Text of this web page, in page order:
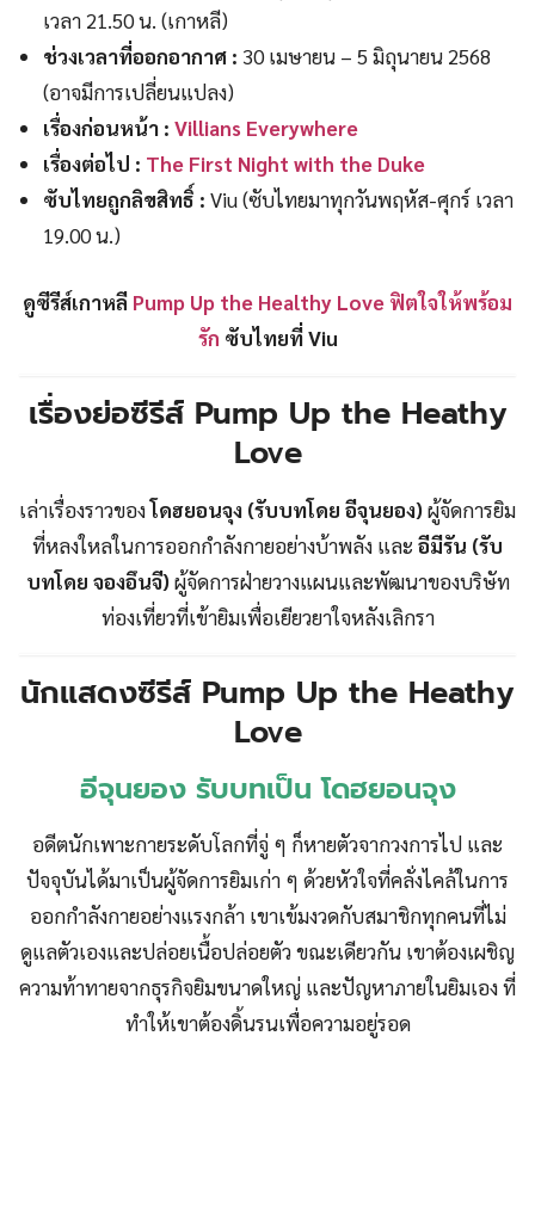
เวลา 21.50 น. (เกาหลี)
ช่วงเวลาที่ออกอากาศ : 30 เมษายน – 5 มิถุนายน 2568
(อาจมีการเปลี่ยนแปลง)
เรื่องก่อนหน้า :Villians Everywhere
เรื่องต่อไป : The First Night with the Duke
ซับไทยถูกลิขสิทธิ์ : Viu (ซับไทยมาทุกวันพฤหัส-ศุกร์ เวลา
19.00 น.)
ดูซีรีส์เกาหลี Pump Up the Healthy Love ฟิตใจให้พร้อม
รัก ซับไทยที่ Viu
เรื่องย่อซีรีส์ Pump Up the Heathy
Love
เล่าเรื่องราวของโดฮยอนจุง (รับบทโดย อีจุนยอง)ผู้จัดการยิม
ที่หลงใหลในการออกกำลังกายอย่างบ้าพลัง และ อีมีรัน (รับ
บทโดย จองอึนจี)ผู้จัดการฝ่ายวางแผนและพัฒนาของบริษัท
ท่องเที่ยวที่เข้ายิมเพื่อเยียวยาใจหลังเลิกรา
นักแสดงซีรีส์ Pump Up the Heathy
Love
อีจุนยอง รับบทเป็น โดฮยอนจุง
อดีตนักเพาะกายระดับโลกที่จู่ ๆ ก็หายตัวจากวงการไป และ
ปัจจุบันได้มาเป็นผู้จัดการยิมเก่า ๆ ด้วยหัวใจที่คลั่งไคล้ในการ
ออกกำลังกายอย่างแรงกล้า เขาเข้มงวดกับสมาชิกทุกคนที่ไม่
ดูแลตัวเองและปล่อยเนื้อปล่อยตัว ขณะเดียวกัน เขาต้องเผชิญ
ความท้าทายจากธุรกิจยิมขนาดใหญ่ และปัญหาภายในยิมเอง ที่
ทำให้เขาต้องดิ้นรนเพื่อความอยู่รอด